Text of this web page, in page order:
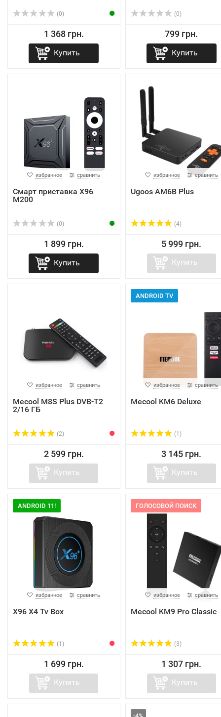
(0)
1 368 грн.
Купить
(0)
799 грн.
Купить
избранное сравнить
Смарт приставка X96
M200
(0)
1 899 грн.
Купить
избранное сравнить
Ugoos AM6B Plus
(4)
5 999 грн.
Купить
избранное сравнить
Mecool M8S Plus DVB-T2
2/16 ГБ
(2)
2 599 грн.
Купить
ANDROID TV
избранное сравнить
Mecool KM6 Deluxe
(1)
3 145 грн.
Купить
ANDROID 11!
избранное сравнить
X96 X4 Tv Box
(1)
1 699 грн.
Купить
ГОЛОСОВОЙ ПОИСК
избранное сравнить
Mecool KM9 Pro Classic
(3)
1 307 грн.
Купить